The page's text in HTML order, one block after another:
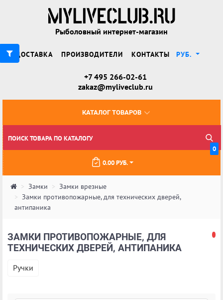
Рыболовный интернет-магазин
ДОСТАВКА ПРОИЗВОДИТЕЛИ КОНТАКТЫ РУБ.
+7 495 266-02-61
zakaz@myliveclub.ru
КАТАЛОГ ТОВАРОВ
0
0.00 РУБ.
Замки
Замки врезные
Замки противопожарные, для технических дверей,
антипаника
ЗАМКИ ПРОТИВОПОЖАРНЫЕ, ДЛЯ
ТЕХНИЧЕСКИХ ДВЕРЕЙ, АНТИПАНИКА
Ручки